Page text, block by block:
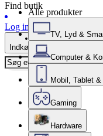
Find butik
Log ind
Indkøbskurv
Alle produkter
TV, Lyd &
Computer &
Mobil, Tablet
Gaming
Hardware